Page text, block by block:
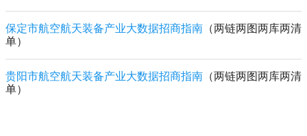
保定市航空航天装备产业大数据招商指南 （两链两图两库两清
单）
贵阳市航空航天装备产业大数据招商指南 （两链两图两库两清
单）